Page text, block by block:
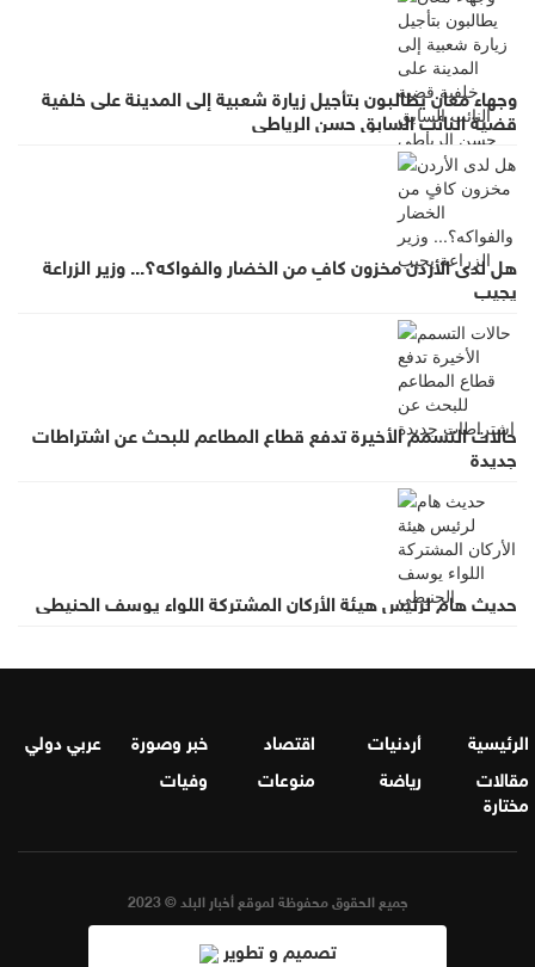
وجهاء معان يطالبون بتأجيل زيارة شعبية إلى المدينة على خلفية
قضية النائب السابق حسن الرياطي
هل لدى الأردن مخزون كافٍ من الخضار والفواكه؟... وزير الزراعة
يجيب
حالات التسمم الأخيرة تدفع قطاع المطاعم للبحث عن اشتراطات
جديدة
حديث هام لرئيس هيئة الأركان المشتركة اللواء يوسف الحنيطي
الرئيسية أردنيات اقتصاد خبر وصورة
عربي دولي
مقالات
مختارة
رياضة منوعات وفيات
جميع الحقوق محفوظة لموقع أخبار البلد © 2023
تصميم و تطوير